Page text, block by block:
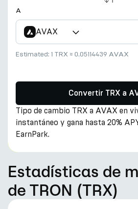
A
AVAX
Estimated: 1 TRX ≈ 0.05114439 AVAX
Convertir TRX a
Tipo de cambio TRX a AVAX en
instantáneo y gana hasta 20%
EarnPark.
Estadísticas de
de TRON (TRX)